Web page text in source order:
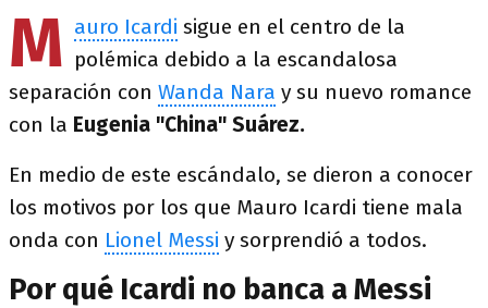
M auro Icardi sigue en el centro de la
polémica debido a la escandalosa
separación con Wanda Nara y su nuevo romance
con la Eugenia "China" Suárez.
En medio de este escándalo, se dieron a conocer
los motivos por los que Mauro Icardi tiene mala
onda con Lionel Messi y sorprendió a todos.
Por qué Icardi no banca a Messi